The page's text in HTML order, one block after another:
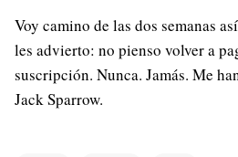
Voy camino de las dos semanas
les advierto: no pienso volver a
suscripción. Nunca. Jamás. Me
Jack Sparrow.